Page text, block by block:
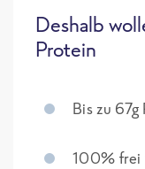
Deshalb
Protein
Bis zu
100% frei